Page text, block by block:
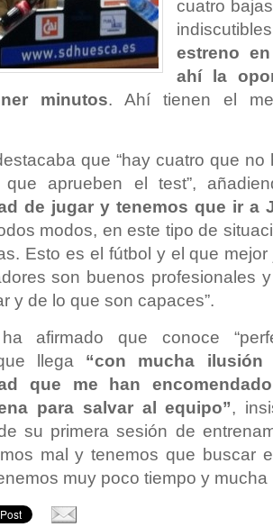
cuatro
estreno
ahí la
minutos. Ahí tienen el
que “hay cuatro que
que aprueben el test”,
de jugar y tenemos que ir a
modos, en este tipo de
Esto es el fútbol y el que
son buenos profesionales
y de lo que son capaces”.
ha afirmado que conoce
llega “con mucha
que me han
para salvar al equipo”,
su primera sesión de
mal y tenemos que buscar
muy poco tiempo y mucha